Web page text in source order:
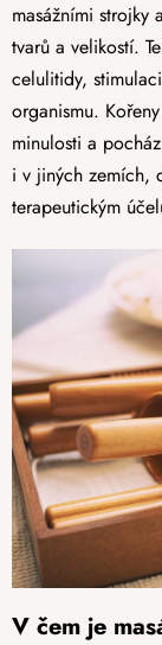
masážními strojky
tvarů a velikostí.
celulitidy,
organismu.
minulosti a
i v jiných zemích,
terapeutickým
V čem je